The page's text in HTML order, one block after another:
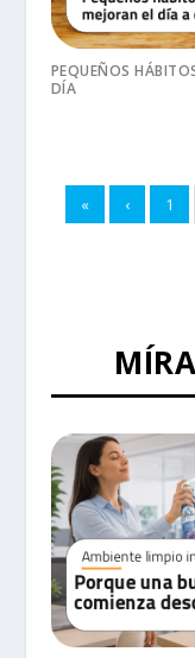
PEQUEÑOS
DÍA
« ‹ 1